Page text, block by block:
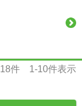
18件 1-10件表示